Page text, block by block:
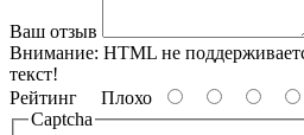
Ваш отзыв
Внимание: HTML не
текст!
Рейтинг Плохо
Captcha